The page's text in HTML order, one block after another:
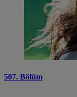
507. Bölüm